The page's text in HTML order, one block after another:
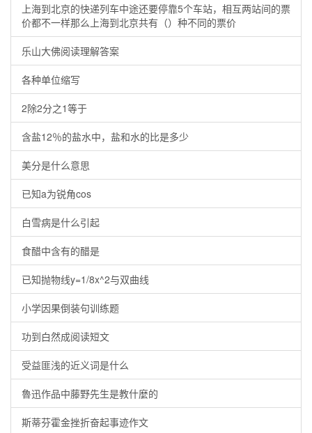
上海到北京的快递列车中途还要停靠5个车站，相互两站间的票
价都不一样那么上海到北京共有（）种不同的票价
乐山大佛阅读理解答案
各种单位缩写
2除2分之1等于
含盐12％的盐水中，盐和水的比是多少
美分是什么意思
已知a为锐角cos
白雪病是什么引起
食醋中含有的醋是
已知抛物线y=1/8x^2与双曲线
小学因果倒装句训练题
功到白然成阅读短文
受益匪浅的近义词是什么
魯迅作品中藤野先生是教什麼的
斯蒂芬霍金挫折奋起事迹作文